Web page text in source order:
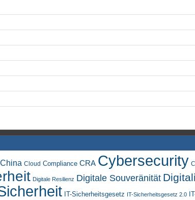
China Cloud Compliance CRA Cybersecurity
Digitale Resilienz Digitale Souveränität
IT-Sicherheitsgesetz IT-Sicherheitsgesetz 2.0